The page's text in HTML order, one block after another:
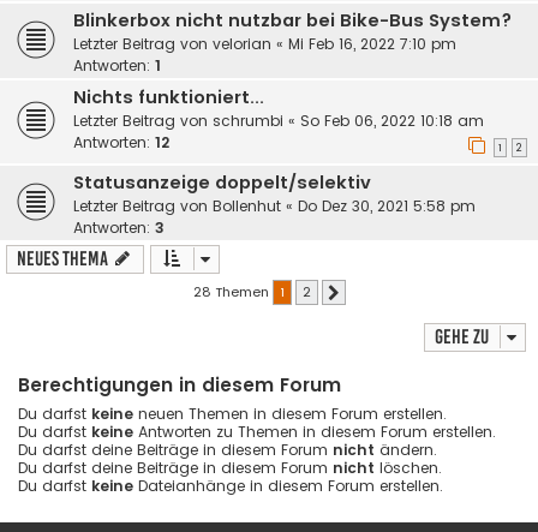
Blinkerbox nicht nutzbar bei Bike-Bus System?
Letzter Beitrag von velorian « Mi Feb 16, 2022 7:10 pm
Antworten: 1
Nichts funktioniert...
Letzter Beitrag von schrumbi « So Feb 06, 2022 10:18 am
Antworten: 12 1 2
Statusanzeige doppelt/selektiv
Letzter Beitrag von Bollenhut « Do Dez 30, 2021 5:58 pm
Antworten: 3
Neues Thema
28 Themen 1 2
Gehe zu
Berechtigungen in diesem Forum
Du darfst keine neuen Themen in diesem Forum erstellen.
Du darfst keine Antworten zu Themen in diesem Forum erstellen.
Du darfst deine Beiträge in diesem Forum nicht ändern.
Du darfst deine Beiträge in diesem Forum nicht löschen.
Du darfst keine Dateianhänge in diesem Forum erstellen.